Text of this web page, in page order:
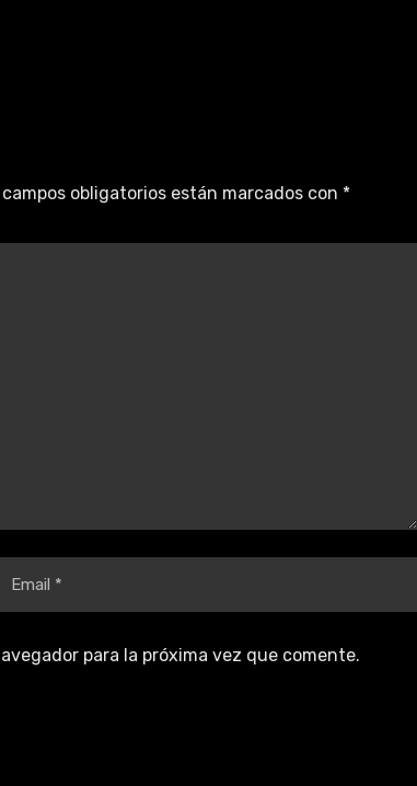
campos obligatorios están marcados con *
para la próxima vez que comente.